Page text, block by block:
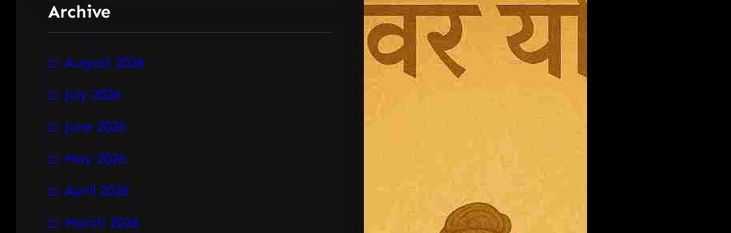
a
r
c
Archive
August 2026
July 2026
June 2026
May 2026
April 2026
March 2026